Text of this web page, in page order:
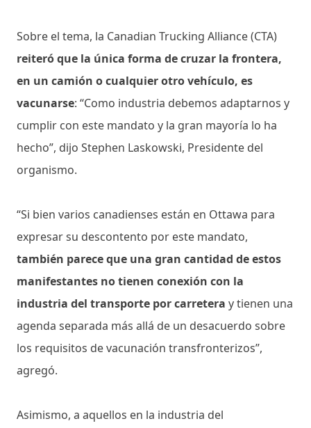
Sobre el tema, la Canadian Trucking Alliance (CTA)
reiteró que la única forma de cruzar la frontera,
en un camión o cualquier otro vehículo, es
vacunarse: “Como industria debemos adaptarnos y
cumplir con este mandato y la gran mayoría lo ha
hecho”, dijo Stephen Laskowski, Presidente del
organismo.
“Si bien varios canadienses están en Ottawa para
expresar su descontento por este mandato,
también parece que una gran cantidad de estos
manifestantes no tienen conexión con la
industria del transporte por carretera y tienen una
agenda separada más allá de un desacuerdo sobre
los requisitos de vacunación transfronterizos”,
agregó.
Asimismo, a aquellos en la industria del